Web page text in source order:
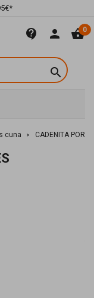
contact_support person shopping_basket0

cuna CADENITA